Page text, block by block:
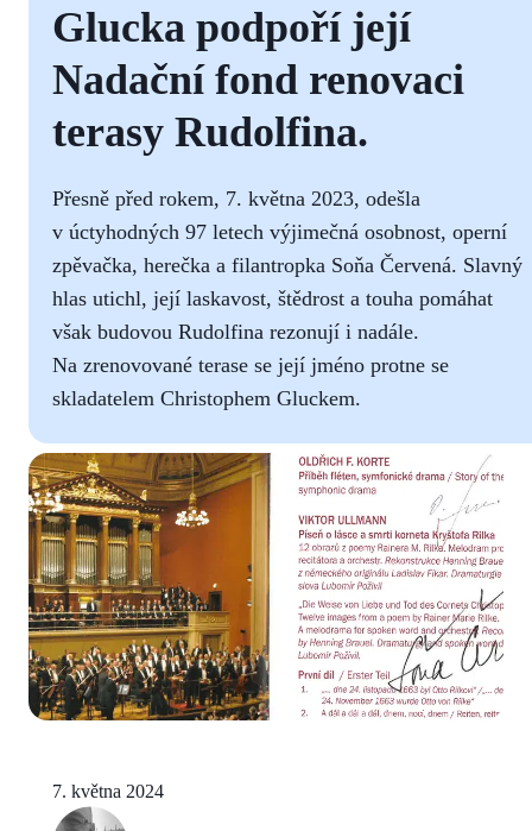
Glucka podpoří její
Nadační fond renovaci
terasy Rudolfina.
Přesně před rokem, 7. května 2023, odešla
v úctyhodných 97 letech výjimečná osobnost, operní
zpěvačka, herečka a filantropka Soňa Červená. Slavný
hlas utichl, její laskavost, štědrost a touha pomáhat
však budovou Rudolfina rezonují i nadále.
Na zrenovované terase se její jméno protne se
skladatelem Christophem Gluckem.
7. května 2024